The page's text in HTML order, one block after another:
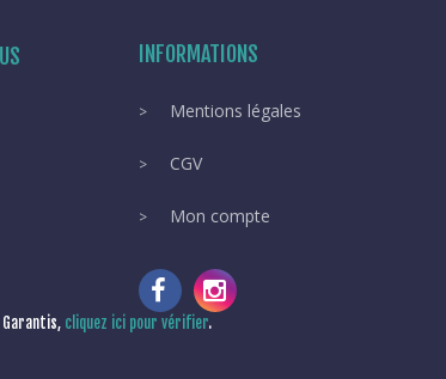
INFORMATIONS
Mentions légales
CGV
Mon compte
Garantis, cliquez ici pour vérifier.